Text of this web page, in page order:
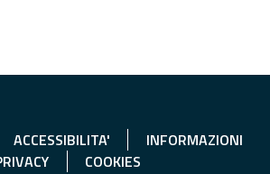
ACCESSIBILITA'
INFORMAZIONI
COOKIES